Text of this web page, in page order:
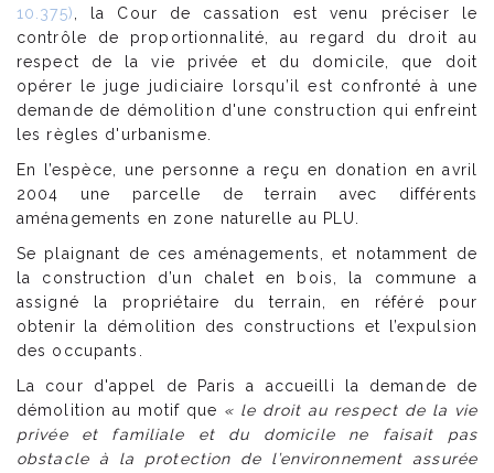
10.375)
, la Cour de cassation est venu préciser le
contrôle de proportionnalité, au regard du droit au
respect de la vie privée et du domicile, que doit
opérer le juge judiciaire lorsqu’il est confronté à une
demande de démolition d'une construction qui enfreint
les règles d'urbanisme.
En l’espèce, une personne a reçu en donation en avril
2004 une parcelle de terrain avec différents
aménagements en zone naturelle au PLU.
Se plaignant de ces aménagements, et notamment de
la construction d’un chalet en bois, la commune a
assigné la propriétaire du terrain, en référé pour
obtenir la démolition des constructions et l’expulsion
des occupants.
La cour d'appel de Paris a accueilli la demande de
démolition au motif que « le droit au respect de la vie
privée et familiale et du domicile ne faisait pas
obstacle à la protection de l’environnement assurée